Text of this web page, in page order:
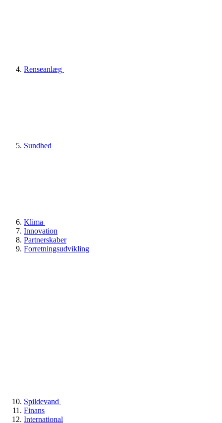
Renseanlæg
Sundhed
Klima
Innovation
Partnerskaber
Forretningsudvikling
Spildevand
Finans
International